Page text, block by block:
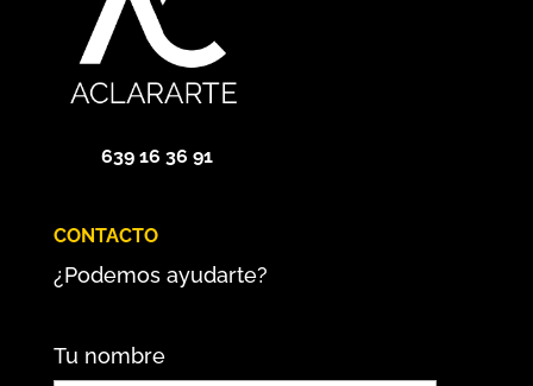
639 16 36 91
CONTACTO
¿Podemos ayudarte?
Tu nombre